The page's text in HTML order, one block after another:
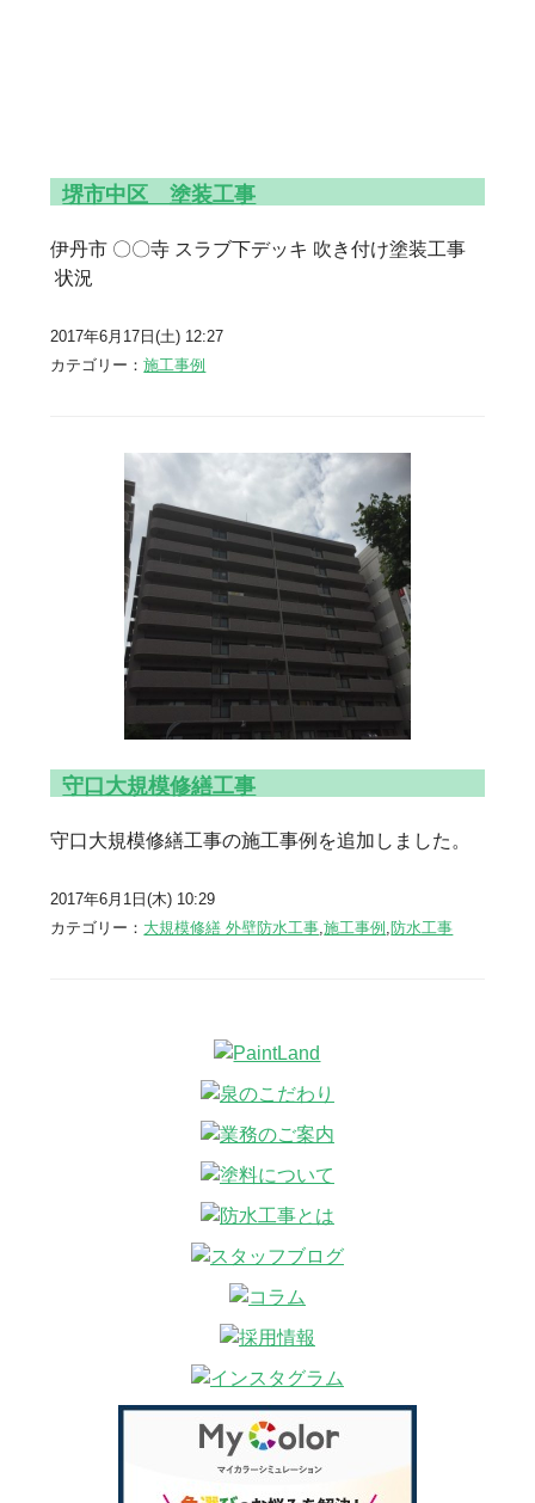
堺市中区 塗装工事
伊丹市 〇〇寺 スラブ下デッキ 吹き付け塗装工事
状況
2017年6月17日(土) 12:27
カテゴリー：施工事例
守口大規模修繕工事
守口大規模修繕工事の施工事例を追加しました。
2017年6月1日(木) 10:29
カテゴリー： 大規模修繕 外壁防水工事,施工事例 ,防水工事